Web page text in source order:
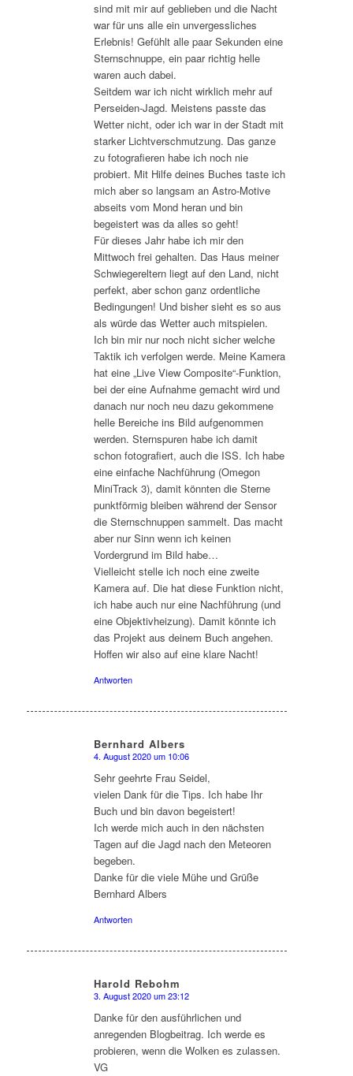
sind mit mir auf geblieben und die Nacht
war für uns alle ein unvergessliches
Erlebnis! Gefühlt alle paar Sekunden eine
Sternschnuppe, ein paar richtig helle
waren auch dabei.
Seitdem war ich nicht wirklich mehr auf
Perseiden-Jagd. Meistens passte das
Wetter nicht, oder ich war in der Stadt mit
starker Lichtverschmutzung. Das ganze
zu fotografieren habe ich noch nie
probiert. Mit Hilfe deines Buches taste ich
mich aber so langsam an Astro-Motive
abseits vom Mond heran und bin
begeistert was da alles so geht!
Für dieses Jahr habe ich mir den
Mittwoch frei gehalten. Das Haus meiner
Schwiegereltern liegt auf den Land, nicht
perfekt, aber schon ganz ordentliche
Bedingungen! Und bisher sieht es so aus
als würde das Wetter auch mitspielen.
Ich bin mir nur noch nicht sicher welche
Taktik ich verfolgen werde. Meine Kamera
hat eine „Live View Composite“-Funktion,
bei der eine Aufnahme gemacht wird und
danach nur noch neu dazu gekommene
helle Bereiche ins Bild aufgenommen
werden. Sternspuren habe ich damit
schon fotografiert, auch die ISS. Ich habe
eine einfache Nachführung (Omegon
MiniTrack 3), damit könnten die Sterne
punktförmig bleiben während der Sensor
die Sternschnuppen sammelt. Das macht
aber nur Sinn wenn ich keinen
Vordergrund im Bild habe…
Vielleicht stelle ich noch eine zweite
Kamera auf. Die hat diese Funktion nicht,
ich habe auch nur eine Nachführung (und
eine Objektivheizung). Damit könnte ich
das Projekt aus deinem Buch angehen.
Hoffen wir also auf eine klare Nacht!
Antworten
Bernhard Albers
sagte:
4. August 2020 um 10:06
Sehr geehrte Frau Seidel,
vielen Dank für die Tips. Ich habe Ihr
Buch und bin davon begeistert!
Ich werde mich auch in den nächsten
Tagen auf die Jagd nach den Meteoren
begeben.
Danke für die viele Mühe und Grüße
Bernhard Albers
Antworten
Harold Rebohm
sagte:
3. August 2020 um 23:12
Danke für den ausführlichen und
anregenden Blogbeitrag. Ich werde es
probieren, wenn die Wolken es zulassen.
VG